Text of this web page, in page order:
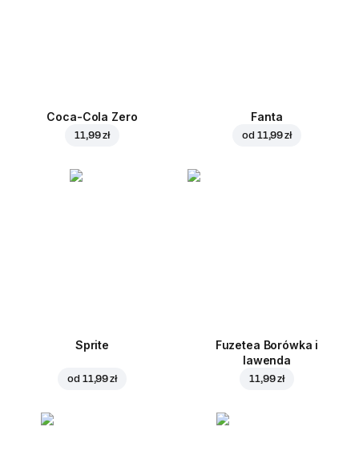
Coca-Cola Zero
11,99 zł
Fanta
od 11,99 zł
Sprite
od 11,99 zł
Fuzetea Borówka i
lawenda
11,99 zł